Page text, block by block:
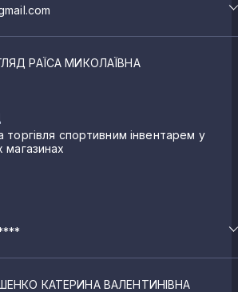
РАЇСА МИКОЛАЇВНА
торгівля спортивним інвентарем у
магазинах
КАТЕРИНА ВАЛЕНТИНІВНА